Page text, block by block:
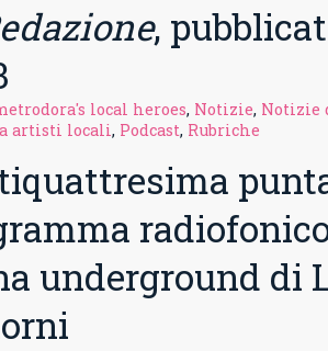
,
local heroes, Notizie, Notizie
artisti locali, Podcast, Rubriche
underground di